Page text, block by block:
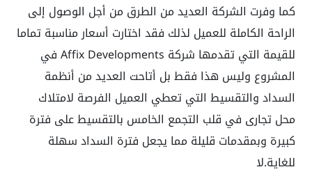
كما وفرت الشركة العديد من الطرق من أجل الوصول إلى
الراحة الكاملة للعميل لذلك فقد اختارت أسعار مناسبة تماما
للقيمة التي تقدمها شركة Affix Developments في
المشروع وليس هذا فقط بل أتاحت العديد من أنظمة
السداد والتقسيط التي تعطي العميل الفرصة لامتلاك
محل تجارى في قلب التجمع الخامس بالتقسيط على فترة
كبيرة وبمقدمات قليلة مما يجعل فترة السداد سهلة
للغاية.لا